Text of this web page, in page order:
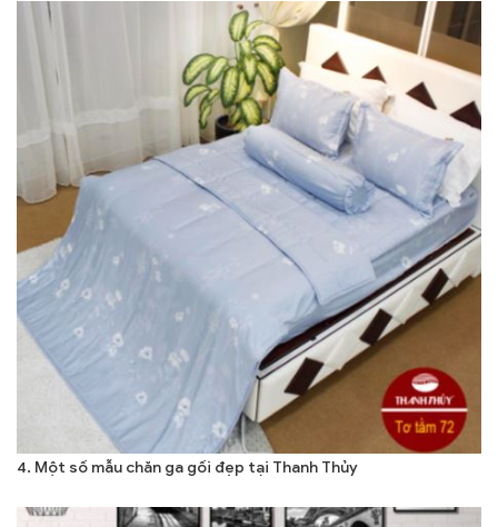
4. Một số mẫu chăn ga gối đẹp tại Thanh Thủy